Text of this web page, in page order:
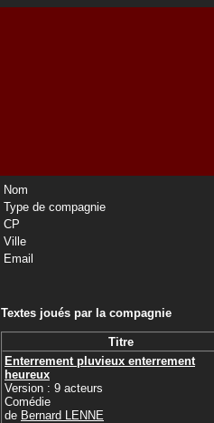
Nom
Type de compagnie
CP
Ville
Email
Textes joués par la compagnie
Titre
Enterrement pluvieux enterrement
heureux
Version : 9 acteurs
Comédie
de Bernard LENNE